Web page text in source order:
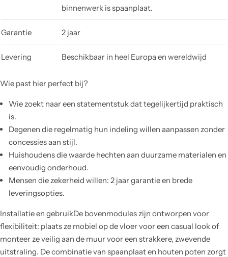
binnenwerk is spaanplaat.
Garantie 2 jaar
Levering Beschikbaar in heel Europa en wereldwijd
Wie past hier perfect bij?
Wie zoekt naar een statementstuk dat tegelijkertijd praktisch
is.
Degenen die regelmatig hun indeling willen aanpassen zonder
concessies aan stijl.
Huishoudens die waarde hechten aan duurzame materialen en
eenvoudig onderhoud.
Mensen die zekerheid willen: 2 jaar garantie en brede
leveringsopties.
Installatie en gebruikDe bovenmodules zijn ontworpen voor
flexibiliteit: plaats ze mobiel op de vloer voor een casual look of
monteer ze veilig aan de muur voor een strakkere, zwevende
uitstraling. De combinatie van spaanplaat en houten poten zorgt